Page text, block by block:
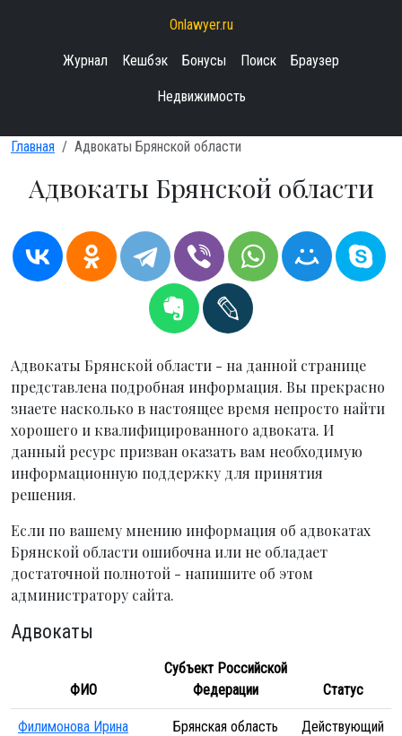
Onlawyer.ru
Журнал Кешбэк Бонусы Поиск Браузер
Недвижимость
Главная Адвокаты Брянской области
Адвокаты Брянской области
Адвокаты Брянской области - на данной странице
представлена подробная информация. Вы прекрасно
знаете насколько в настоящее время непросто найти
хорошего и квалифицированного адвоката. И
данный ресурс призван оказать вам необходимую
информационную поддержку для принятия
решения.
Если по вашему мнению информация об адвокатах
Брянской области ошибочна или не обладает
достаточной полнотой - напишите об этом
администратору сайта.
Адвокаты
ФИО
Субъект Российской
Федерации
Статус
Филимонова Ирина
Брянская область Действующий